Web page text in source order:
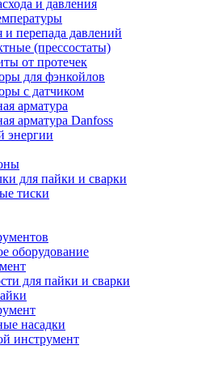
и давления
и перепада давлений
(прессостаты)
от протечек
для фэнкойлов
с датчиком
арматура
арматура Danfoss
энергии
для пайки и сварки
тиски
оборудование
для пайки и сварки
насадки
инструмент